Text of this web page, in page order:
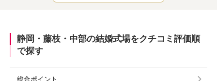
静岡・藤枝・中部の結婚式場をクチコミ評価順
で探す
総合ポイント